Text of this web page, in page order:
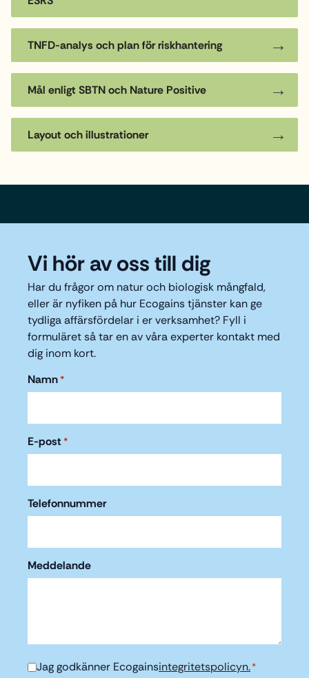
TNFD-analys och plan för riskhantering
Mål enligt SBTN och Nature Positive
Layout och illustrationer
Vi hör av oss till dig
Har du frågor om natur och biologisk mångfald,
eller är nyfiken på hur Ecogains tjänster kan ge
tydliga affärsfördelar i er verksamhet? Fyll i
formuläret så tar en av våra experter kontakt med
dig inom kort.
Namn *
E-post *
Telefonnummer
Meddelande
Samtycke
Jag godkänner Ecogainsintegritetspolicyn.*